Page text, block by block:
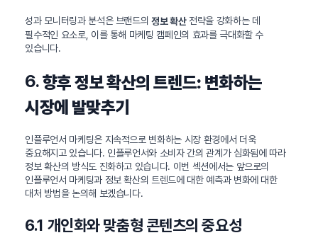
성과 모니터링과 분석은 브랜드의정보 확산전략을 강화하는 데
필수적인 요소로, 이를 통해 마케팅 캠페인의 효과를 극대화할 수
있습니다.
6.향후 정보 확산의 트렌드: 변화하는
시장에 발맞추기
인플루언서 마케팅은 지속적으로 변화하는 시장 환경에서 더욱
중요해지고 있습니다. 인플루언서와 소비자 간의 관계가 심화됨에 따라
정보 확산의 방식도 진화하고 있습니다. 이번 섹션에서는 앞으로의
인플루언서 마케팅과 정보 확산의 트렌드에 대한 예측과 변화에 대한
대처 방법을 논의해 보겠습니다.
6.1 개인화와 맞춤형 콘텐츠의 중요성